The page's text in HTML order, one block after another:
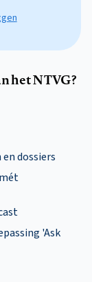
het NTVG?
dossiers
'Ask